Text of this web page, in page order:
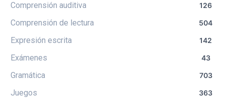
Comprensión auditiva 126
Comprensión de lectura 504
Expresión escrita 142
Exámenes 43
Gramática 703
Juegos 363